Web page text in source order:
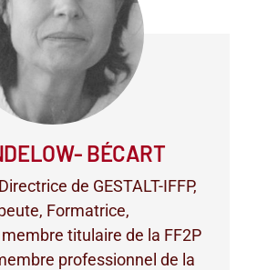
BÉCART
de GESTALT-IFFP,
Formatrice,
titulaire de la FF2P
professionnel de la